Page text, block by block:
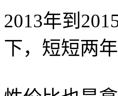
2013年到
下，短短两